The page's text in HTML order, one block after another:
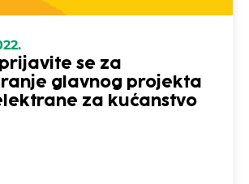
se za
glavnog projekta
za kućanstvo